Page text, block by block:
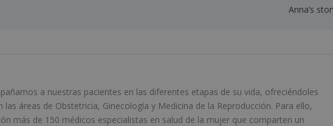
Anna’s
a nuestras pacientes en las diferentes etapas de su vida, ofreciéndoles
las áreas de Obstetricia, Ginecología y Medicina de la Reproducción. Para ello,
más de 150 médicos especialistas en salud de la mujer que comparten un